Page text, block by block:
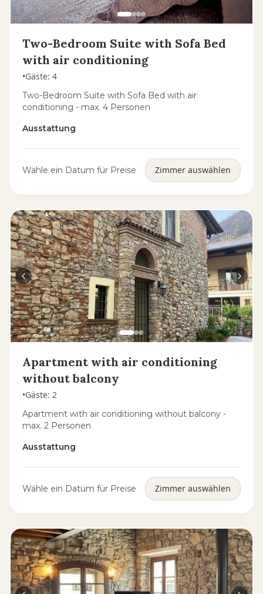
Two-Bedroom Suite with Sofa Bed
with air conditioning
•Gäste: 4
Two-Bedroom Suite with Sofa Bed with air
conditioning - max. 4 Personen
Ausstattung
Wähle ein Datum für Preise Zimmer auswählen
Apartment with air conditioning
without balcony
•Gäste: 2
Apartment with air conditioning without balcony -
max. 2 Personen
Ausstattung
Wähle ein Datum für Preise Zimmer auswählen